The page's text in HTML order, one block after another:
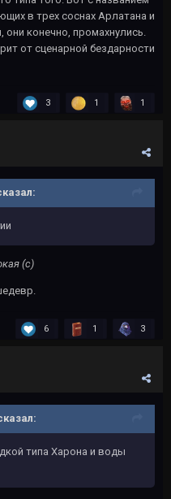
в трех соснах Арлатана и
конечно, промахнулись.
от сценарной бездарности
3 1 1
(с)
6 1 3
типа Харона и воды